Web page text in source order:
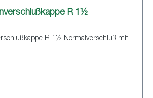
R 1½
R 1½ Normalverschluß mit